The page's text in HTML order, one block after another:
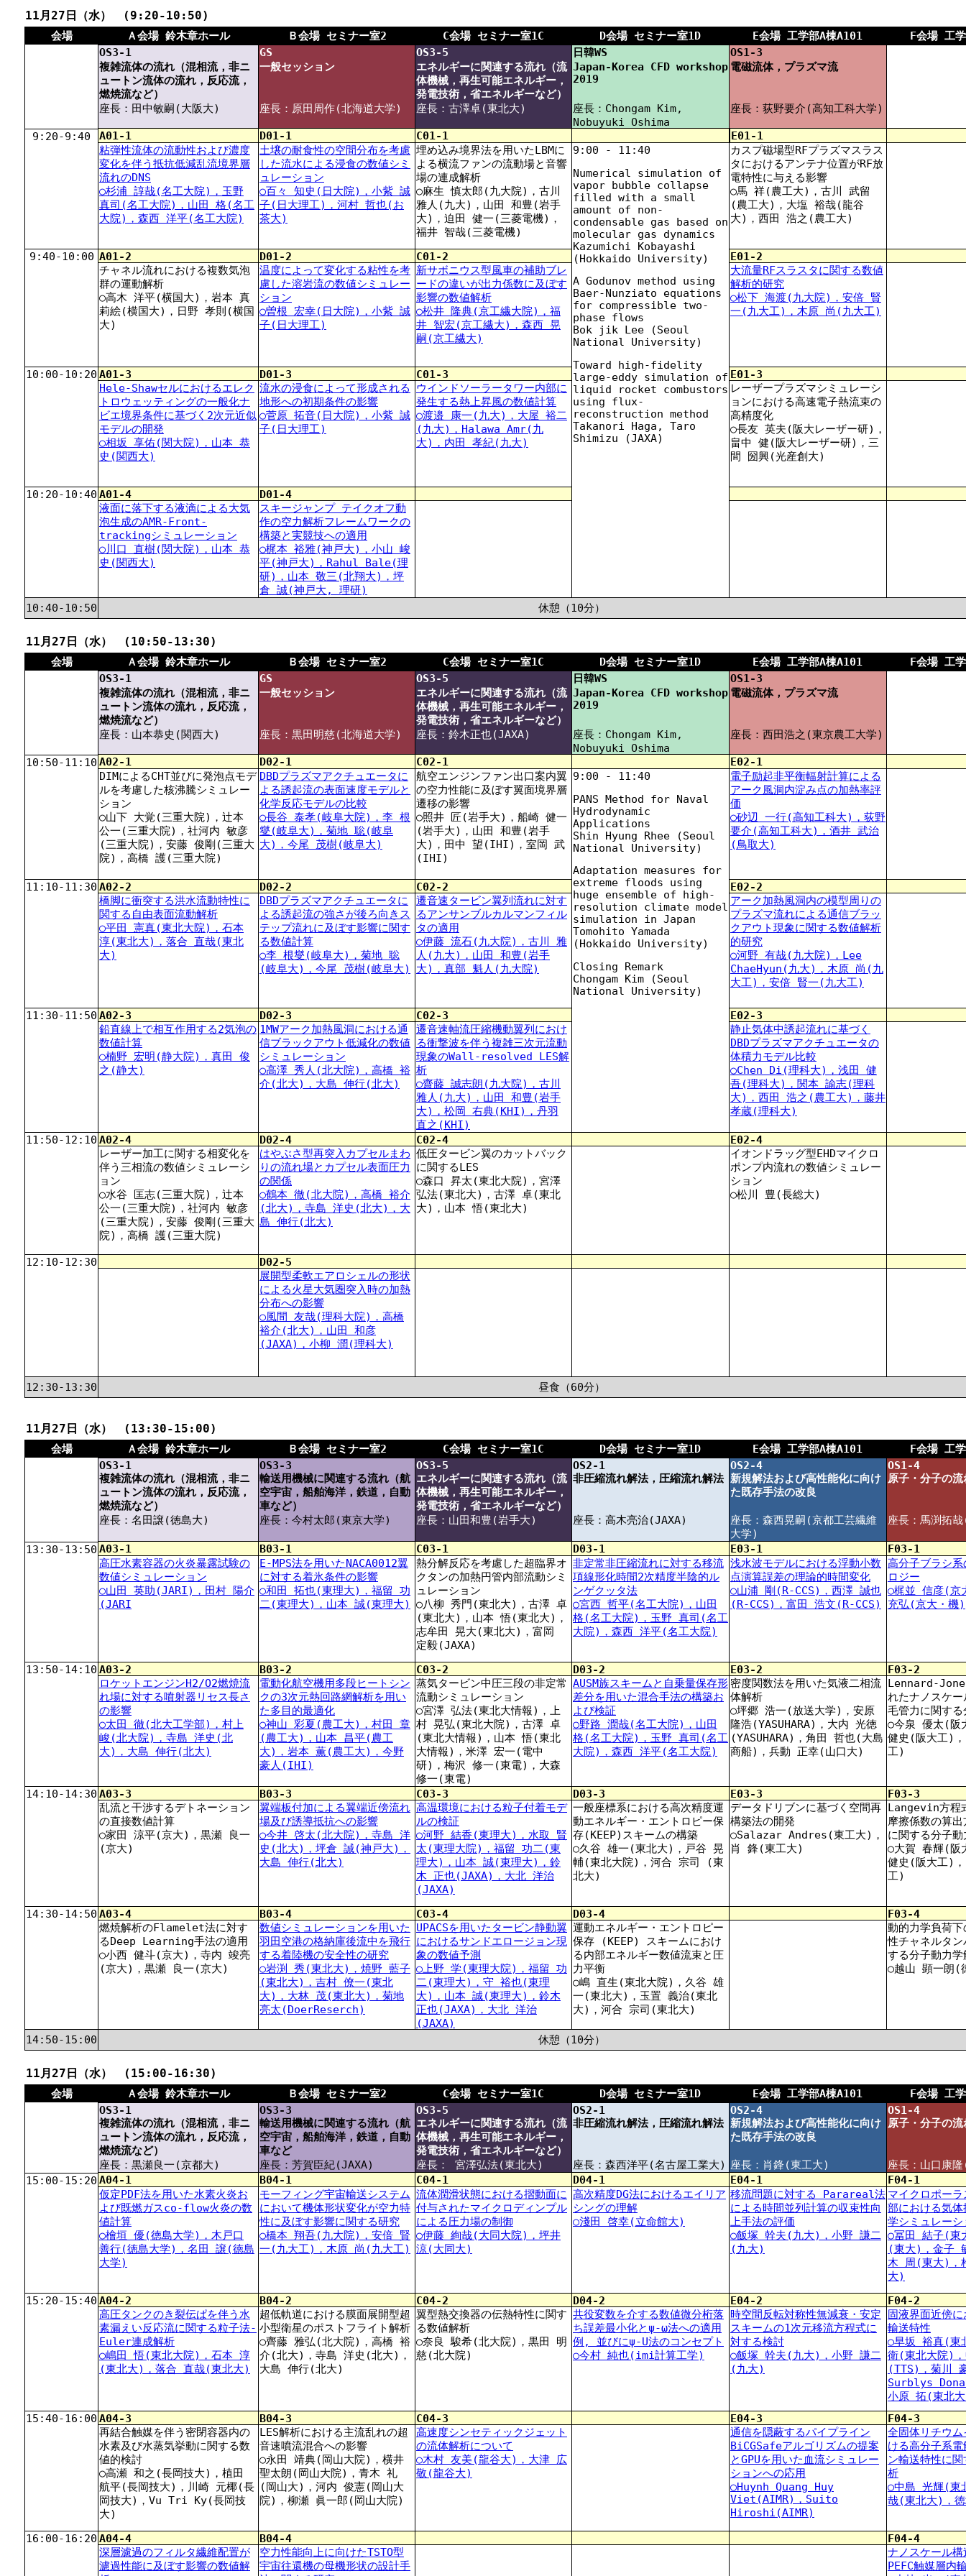
11月27日（水） (9:20-10:50)
会場 Ａ会場 鈴木章ホール Ｂ会場 セミナー室2 C会場 セミナー室1C D会場 セミナー室1D E会場 工学部A棟A101
F会場 工
OS3-1
GS OS3-5 日韓WS
OS1-3
複雑流体の流れ（混相流，非ニ
ュートン流体の流れ，反応流，
燃焼流など）
一般セッション
エネルギーに関連する流れ（流
体機械，再生可能エネルギー，
発電技術，省エネルギーなど）
Japan-Korea CFD workshop
2019
電磁流体，プラズマ流
座長：田中敏嗣(大阪大) 座長：原田周作(北海道大学) 座長：古澤卓(東北大)
座長：Chongam Kim,
Nobuyuki Oshima
座長：荻野要介(高知工科大学)
9:20-9:40 A01-1 D01-1 C01-1
E01-1
粘弾性流体の流動性および濃度
変化を伴う抵抗低減乱流境界層
流れのDNS
○杉浦 諄哉(名工大院)，玉野
真司(名工大院)，山田 格(名工
大院)，森西 洋平(名工大院)
土壌の耐食性の空間分布を考慮
した流水による浸食の数値シミ
ュレーション
○百々 知史(日大院)，小紫 誠
子(日大理工)，河村 哲也(お
茶大)
埋め込み境界法を用いたLBMに
よる横流ファンの流動場と音響
場の連成解析
○麻生 慎太郎(九大院)，古川
雅人(九大)，山田 和豊(岩手
大)，迫田 健一(三菱電機)，
福井 智哉(三菱電機)
9:00 - 11:40
Numerical simulation of
vapor bubble collapse
filled with a small
amount of non-
condensable gas based on
molecular gas dynamics
Kazumichi Kobayashi
(Hokkaido University)
A Godunov method using
Baer-Nunziato equations
for compressible two-
phase flows
Bok jik Lee (Seoul
National University)
Toward high-fidelity
large-eddy simulation of
liquid rocket combustors
using flux-
reconstruction method
Takanori Haga, Taro
Shimizu (JAXA)
カスプ磁場型RFプラズマスラス
タにおけるアンテナ位置がRF放
電特性に与える影響
○馬 祥(農工大)，古川 武留
(農工大)，大塩 裕哉(龍谷
大)，西田 浩之(農工大)
9:40-10:00 A01-2 D01-2 C01-2
E01-2
チャネル流れにおける複数気泡
群の運動解析
○高木 洋平(横国大)，岩本 真
莉絵(横国大)，日野 孝則(横国
大)
温度によって変化する粘性を考
慮した溶岩流の数値シミュレー
ション
○曽根 宏幸(日大院)，小紫 誠
子(日大理工)
新サボニウス型風車の補助ブレ
ードの違いが出力係数に及ぼす
影響の数値解析
○松井 隆典(京工繊大院)，福
井 智宏(京工繊大)，森西 晃
嗣(京工繊大)
大流量RFスラスタに関する数値
解析的研究
○松下 海渡(九大院)，安倍 賢
一(九大工)，木原 尚(九大工)
10:00-10:20 A01-3 D01-3 C01-3
E01-3
Hele-Shawセルにおけるエレク
トロウェッティングの一般化ナ
ビエ境界条件に基づく2次元近似
モデルの開発
○相坂 享佑(関大院)，山本 恭
史(関西大)
流水の浸食によって形成される
地形への初期条件の影響
○菅原 拓音(日大院)，小紫 誠
子(日大理工)
ウインドソーラータワー内部に
発生する熱上昇風の数値計算
○渡邉 康一(九大)，大屋 裕二
(九大)，Halawa Amr(九
大)，内田 孝紀(九大)
レーザープラズマシミュレーシ
ョンにおける高速電子熱流束の
高精度化
○長友 英夫(阪大レーザー研)，
畠中 健(阪大レーザー研)，三
間 圀興(光産創大)
10:20-10:40 A01-4
D01-4
液面に落下する液滴による大気
泡生成のAMR-Front-
trackingシミュレーション
○川口 直樹(関大院)，山本 恭
史(関西大)
スキージャンプ テイクオフ動
作の空力解析フレームワークの
構築と実競技への適用
○梶本 裕雅(神戸大)，小山 峻
平(神戸大)，Rahul Bale(理
研)，山本 敬三(北翔大)，坪
倉 誠(神戸大, 理研)
10:40-10:50
休憩（10分）
11月27日（水） (10:50-13:30)
会場 Ａ会場 鈴木章ホール Ｂ会場 セミナー室2 C会場 セミナー室1C D会場 セミナー室1D E会場 工学部A棟A101
F会場 工
OS3-1
GS OS3-5 日韓WS
OS1-3
複雑流体の流れ（混相流，非ニ
ュートン流体の流れ，反応流，
燃焼流など）
一般セッション
エネルギーに関連する流れ（流
体機械，再生可能エネルギー，
発電技術，省エネルギーなど）
Japan-Korea CFD workshop
2019
電磁流体，プラズマ流
座長：山本恭史(関西大) 座長：黒田明慈(北海道大学) 座長：鈴木正也(JAXA)
座長：Chongam Kim,
Nobuyuki Oshima
座長：西田浩之(東京農工大学)
10:50-11:10 A02-1 D02-1 C02-1
E02-1
DIMによるCHT並びに発泡点モデ
ルを考慮した核沸騰シミュレー
ション
○山下 大覚(三重大院)，辻本
公一(三重大院)，社河内 敏彦
(三重大院)，安藤 俊剛(三重大
院)，高橋 護(三重大院)
DBDプラズマアクチュエータに
よる誘起流の表面速度モデルと
化学反応モデルの比較
○長谷 泰孝(岐阜大院)，李 根
燮(岐阜大)，菊地 聡(岐阜
大)，今尾 茂樹(岐阜大)
航空エンジンファン出口案内翼
の空力性能に及ぼす翼面境界層
遷移の影響
○照井 匠(岩手大)，船崎 健一
(岩手大)，山田 和豊(岩手
大)，田中 望(IHI)，室岡 武
(IHI)
9:00 - 11:40
PANS Method for Naval
Hydrodynamic
Applications
Shin Hyung Rhee (Seoul
National University)
Adaptation measures for
extreme floods using
huge ensemble of high-
resolution climate model
simulation in Japan
Tomohito Yamada
(Hokkaido University)
Closing Remark
Chongam Kim (Seoul
National University)
電子励起非平衡輻射計算による
アーク風洞内淀み点の加熱率評
価
○砂辺 一行(高知工科大)，荻野
要介(高知工科大)，酒井 武治
(鳥取大)
11:10-11:30 A02-2 D02-2 C02-2
E02-2
橋脚に衝突する洪水流動特性に
関する自由表面流動解析
○平田 憲真(東北大院)，石本
淳(東北大)，落合 直哉(東北
大)
DBDプラズマアクチュエータに
よる誘起流の強さが後ろ向きス
テップ流れに及ぼす影響に関す
る数値計算
○李 根燮(岐阜大)，菊地 聡
(岐阜大)，今尾 茂樹(岐阜大)
遷音速タービン翼列流れに対す
るアンサンブルカルマンフィル
タの適用
○伊藤 流石(九大院)，古川 雅
人(九大)，山田 和豊(岩手
大)，真部 魁人(九大院)
アーク加熱風洞内の模型周りの
プラズマ流れによる通信ブラッ
クアウト現象に関する数値解析
的研究
○河野 有哉(九大院)，Lee
ChaeHyun(九大)，木原 尚(九
大工)，安倍 賢一(九大工)
11:30-11:50 A02-3 D02-3 C02-3
E02-3
鉛直線上で相互作用する2気泡の
数値計算
○楠野 宏明(静大院)，真田 俊
之(静大)
1MWアーク加熱風洞における通
信ブラックアウト低減化の数値
シミュレーション
○高澤 秀人(北大院)，高橋 裕
介(北大)，大島 伸行(北大)
遷音速軸流圧縮機動翼列におけ
る衝撃波を伴う複雑三次元流動
現象のWall-resolved LES解
析
○齋藤 誠志朗(九大院)，古川
雅人(九大)，山田 和豊(岩手
大)，松岡 右典(KHI)，丹羽
直之(KHI)
静止気体中誘起流れに基づく
DBDプラズマアクチュエータの
体積力モデル比較
○Chen Di(理科大)，浅田 健
吾(理科大)，関本 諭志(理科
大)，西田 浩之(農工大)，藤井
孝蔵(理科大)
11:50-12:10 A02-4 D02-4 C02-4
E02-4
レーザー加工に関する相変化を
伴う三相流の数値シミュレーシ
ョン
○水谷 匡志(三重大院)，辻本
公一(三重大院)，社河内 敏彦
(三重大院)，安藤 俊剛(三重大
院)，高橋 護(三重大院)
はやぶさ型再突入カプセルまわ
りの流れ場とカプセル表面圧力
の関係
○鶴本 徹(北大院)，高橋 裕介
(北大)，寺島 洋史(北大)，大
島 伸行(北大)
低圧タービン翼のカットバック
に関するLES
○森口 昇太(東北大院)，宮澤
弘法(東北大)，古澤 卓(東北
大)，山本 悟(東北大)
イオンドラッグ型EHDマイクロ
ポンプ内流れの数値シミュレー
ション
○松川 豊(長総大)
12:10-12:30
D02-5
展開型柔軟エアロシェルの形状
による火星大気圏突入時の加熱
分布への影響
○風間 友哉(理科大院)，高橋
裕介(北大)，山田 和彦
(JAXA)，小柳 潤(理科大)
12:30-13:30 昼食（60分）
11月27日（水） (13:30-15:00)
会場 Ａ会場 鈴木章ホール Ｂ会場 セミナー室2 C会場 セミナー室1C D会場 セミナー室1D E会場 工学部A棟A101
F会場 工
OS3-1
OS3-3 OS3-5 OS2-1 OS2-4
OS1-4
複雑流体の流れ（混相流，非ニ
ュートン流体の流れ，反応流，
燃焼流など）
輸送用機械に関連する流れ（航
空宇宙，船舶海洋，鉄道，自動
車など）
エネルギーに関連する流れ（流
体機械，再生可能エネルギー，
発電技術，省エネルギーなど）
非圧縮流れ解法，圧縮流れ解法 新規解法および高性能化に向け
た既存手法の改良
原子・分子の流
座長：名田譲(徳島大) 座長：今村太郎(東京大学) 座長：山田和豊(岩手大) 座長：高木亮治(JAXA)
座長：森西晃嗣(京都工芸繊維
大学)
座長：馬渕拓
13:30-13:50 A03-1 B03-1 C03-1 D03-1 E03-1
F03-1
高圧水素容器の火炎暴露試験の
数値シミュレーション
○山田 英助(JARI)，田村 陽介
(JARI
E-MPS法を用いたNACA0012翼
に対する着氷条件の影響
○和田 拓也(東理大)，福留 功
二(東理大)，山本 誠(東理大)
熱分解反応を考慮した超臨界オ
クタンの加熱円管内部流動シミ
ュレーション
○八柳 秀門(東北大)，古澤 卓
(東北大)，山本 悟(東北大)，
志牟田 晃大(東北大)，富岡
定毅(JAXA)
非定常非圧縮流れに対する移流
項線形化時間2次精度半陰的ル
ンゲクッタ法
○宮西 哲平(名工大院)，山田
格(名工大院)，玉野 真司(名工
大院)，森西 洋平(名工大院)
浅水波モデルにおける浮動小数
点演算誤差の理論的時間変化
○山浦 剛(R-CCS)，西澤 誠也
(R-CCS)，富田 浩文(R-CCS)
高分子ブラシ
ロジー
○梶並 信彦(京
充弘(京大・機)
13:50-14:10 A03-2 B03-2 C03-2 D03-2 E03-2
F03-2
ロケットエンジンH2/O2燃焼流
れ場に対する噴射器リセス長さ
の影響
○太田 徹(北大工学部)，村上
峻(北大院)，寺島 洋史(北
大)，大島 伸行(北大)
電動化航空機用多段ヒートシン
クの3次元熱回路網解析を用い
た多目的最適化
○神山 彩夏(農工大)，村田 章
(農工大)，山本 昌平(農工
大)，岩本 薫(農工大)，今野
豪人(IHI)
蒸気タービン中圧三段の非定常
流動シミュレーション
○宮澤 弘法(東北大情報)，上
村 晃弘(東北大院)，古澤 卓
(東北大情報)，山本 悟(東北
大情報)，米澤 宏一(電中
研)，梅沢 修一(東電)，大森
修一(東電)
AUSM族スキームと自乗量保存形
差分を用いた混合手法の構築お
よび検証
○野路 潤哉(名工大院)，山田
格(名工大院)，玉野 真司(名工
大院)，森西 洋平(名工大院)
密度関数法を用いた気液二相流
体解析
○坪郷 浩一(放送大学)，安原
隆浩(YASUHARA)，大内 光徳
(YASUHARA)，角田 哲也(大島
商船)，兵動 正幸(山口大)
Lennard-
れたナノスケ
毛管力に関す
○今泉 優太(阪
健史(阪大工)
工)
14:10-14:30 A03-3 B03-3 C03-3 D03-3 E03-3
F03-3
乱流と干渉するデトネーション
の直接数値計算
○家田 涼平(京大)，黒瀬 良一
(京大)
翼端板付加による翼端近傍流れ
場及び誘導抵抗への影響
○今井 啓太(北大院)，寺島 洋
史(北大)，坪倉 誠(神戸大)，
大島 伸行(北大)
高温環境における粒子付着モデ
ルの検証
○河野 結香(東理大)，水取 賢
太(東理大院)，福留 功二(東
理大)，山本 誠(東理大)，鈴
木 正也(JAXA)，大北 洋治
(JAXA)
一般座標系における高次精度運
動エネルギー・エントロピー保
存(KEEP)スキームの構築
○久谷 雄一(東北大)，戸谷 晃
輔(東北大院)，河合 宗司 (東
北大)
データドリブンに基づく空間再
構築法の開発
○Salazar Andres(東工大)，
肖 鋒(東工大)
Langevin方程
摩擦係数の算
に関する分子
○大賀 春輝(阪
健史(阪大工)
工)
14:30-14:50 A03-4 B03-4 C03-4 D03-4
F03-4
燃焼解析のFlamelet法に対す
るDeep Learning手法の適用
○小西 健斗(京大)，寺内 竣亮
(京大)，黒瀬 良一(京大)
数値シミュレーションを用いた
羽田空港の格納庫後流中を飛行
する着陸機の安全性の研究
○岩渕 秀(東北大)，焼野 藍子
(東北大)，吉村 僚一(東北
大)，大林 茂(東北大)，菊地
亮太(DoerReserch)
UPACSを用いたタービン静動翼
におけるサンドエロージョン現
象の数値予測
○上野 学(東理大院)，福留 功
二(東理大)，守 裕也(東理
大)，山本 誠(東理大)，鈴木
正也(JAXA)，大北 洋治
(JAXA)
運動エネルギー・エントロピー
保存 (KEEP) スキームにおけ
る内部エネルギー数値流束と圧
力平衡
○嶋 直生(東北大院)，久谷 雄
一(東北大)，玉置 義治(東北
大)，河合 宗司(東北大)
動的力学負荷
性チャネルタ
する分子動力学
○越山 顕一朗(
14:50-15:00 休憩（10分）
11月27日（水） (15:00-16:30)
会場 Ａ会場 鈴木章ホール Ｂ会場 セミナー室2 C会場 セミナー室1C D会場 セミナー室1D E会場 工学部A棟A101
F会場 工
OS3-1
OS3-3 OS3-5 OS2-1 OS2-4
OS1-4
複雑流体の流れ（混相流，非ニ
ュートン流体の流れ，反応流，
燃焼流など）
輸送用機械に関連する流れ（航
空宇宙，船舶海洋，鉄道，自動
車など
エネルギーに関連する流れ（流
体機械，再生可能エネルギー，
発電技術，省エネルギーなど）
非圧縮流れ解法，圧縮流れ解法 新規解法および高性能化に向け
た既存手法の改良
原子・分子の流
座長：黒瀬良一(京都大) 座長：芳賀臣紀(JAXA) 座長： 宮澤弘法(東北大) 座長：森西洋平(名古屋工業大) 座長：肖鋒(東工大)
座長：山口康
15:00-15:20 A04-1 B04-1 C04-1 D04-1 E04-1
F04-1
仮定PDF法を用いた水素火炎お
よび既燃ガスco-flow火炎の数
値計算
○檜垣 優(徳島大学)，木戸口
善行(徳島大学)，名田 譲(徳島
大学)
モーフィング宇宙輸送システム
において機体形状変化が空力特
性に及ぼす影響に関する研究
○橋本 翔吾(九大院)，安倍 賢
一(九大工)，木原 尚(九大工)
流体潤滑状態における摺動面に
付与されたマイクロディンプル
による圧力場の制御
○伊藤 絢哉(大同大院)，坪井
涼(大同大)
高次精度DG法におけるエイリア
シングの理解
○淺田 啓幸(立命館大)
移流問題に対する Parareal法
による時間並列計算の収束性向
上手法の評価
○飯塚 幹夫(九大)，小野 謙二
(九大)
マイクロポー
部における気
学シミュレーシ
○冨田 結子(東
(東大)，金子
木 周(東大)，
大)
15:20-15:40 A04-2 B04-2 C04-2 D04-2 E04-2
F04-2
高圧タンクのき裂伝ぱを伴う水
素漏えい反応流に関する粒子法-
Euler連成解析
○嶋田 悟(東北大院)，石本 淳
(東北大)，落合 直哉(東北大)
超低軌道における膜面展開型超
小型衛星のポストフライト解析
○齊藤 雅弘(北大院)，高橋 裕
介(北大)，寺島 洋史(北大)，
大島 伸行(北大)
翼型熱交換器の伝熱特性に関す
る数値解析
○奈良 駿希(北大院)，黒田 明
慈(北大院)
共役変数を介する数値微分桁落
ち誤差最小化とψ-ω法への適用
例, 並びにψ-U法のコンセプト
○今村 純也(imi計算工学)
時空間反転対称性無減衰・安定
スキームの1次元移流方程式に
対する検討
○飯塚 幹夫(九大)，小野 謙二
(九大)
固液界面近傍
輸送特性
○早坂 裕真(東
衛(東北大院)
(TTS)，菊川
Surblys
小原 拓(東北
15:40-16:00 A04-3 B04-3 C04-3 E04-3
F04-3
再結合触媒を伴う密閉容器内の
水素及び水蒸気挙動に関する数
値的検討
○高瀬 和之(長岡技大)，植田
航平(長岡技大)，川崎 元椰(長
岡技大)，Vu Tri Ky(長岡技
大)
LES解析における主流乱れの超
音速噴流混合への影響
○永田 靖典(岡山大院)，横井
聖太朗(岡山大院)，青木 礼
(岡山大)，河内 俊憲(岡山大
院)，柳瀬 眞一郎(岡山大院)
高速度シンセティックジェット
の流体解析について
○木村 友美(龍谷大)，大津 広
敬(龍谷大)
通信を隠蔽するパイプライン
BiCGSafeアルゴリズムの提案
とGPUを用いた血流シミュレー
ションへの応用
○Huynh Quang Huy
Viet(AIMR)，Suito
Hiroshi(AIMR)
全固体リチウ
ける高分子系
ン輸送特性に
析
○中島 光輝(東
哉(東北大)，
16:00-16:20 A04-4 B04-4
F04-4
深層濾過のフィルタ繊維配置が
濾過性能に及ぼす影響の数値解
空力性能向上に向けたTSTO型
宇宙往還機の母機形状の設計手
ナノスケール
PEFC触媒層内